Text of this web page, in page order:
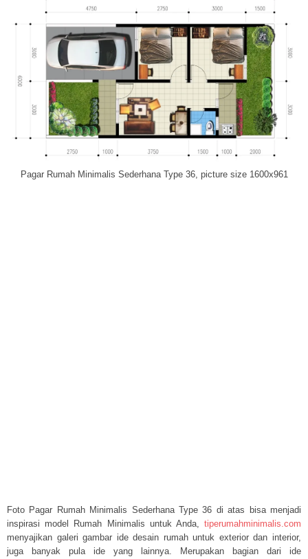
Pagar Rumah Minimalis Sederhana Type 36, picture size 1600x961
Foto Pagar Rumah Minimalis Sederhana Type 36 di atas bisa menjadi
inspirasi model Rumah Minimalis untuk Anda, tiperumahminimalis.com
menyajikan galeri gambar ide desain rumah untuk exterior dan interior,
juga banyak pula ide yang lainnya. Merupakan bagian dari ide